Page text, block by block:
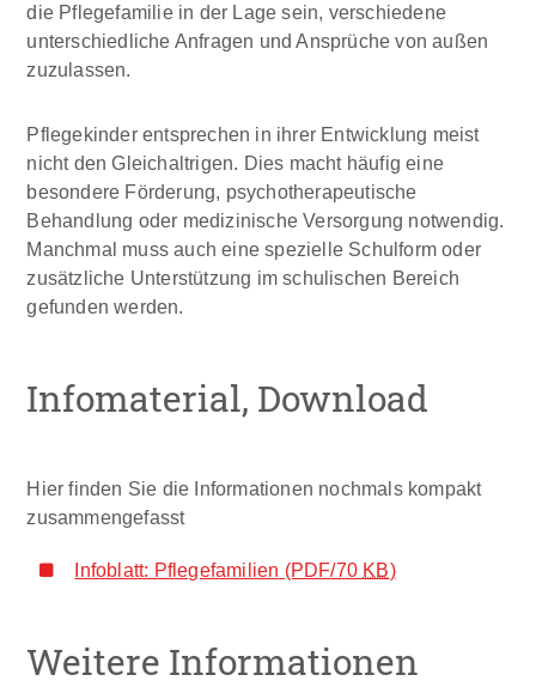
die Pflegefamilie in der Lage sein, verschiedene
unterschiedliche Anfragen und Ansprüche von außen
zuzulassen.
Pflegekinder entsprechen in ihrer Entwicklung meist
nicht den Gleichaltrigen. Dies macht häufig eine
besondere Förderung, psychotherapeutische
Behandlung oder medizinische Versorgung notwendig.
Manchmal muss auch eine spezielle Schulform oder
zusätzliche Unterstützung im schulischen Bereich
gefunden werden.
Infomaterial, Download
Hier finden Sie die Informationen nochmals kompakt
zusammengefasst
Infoblatt: Pflegefamilien (PDF/70 KB)
Weitere Informationen